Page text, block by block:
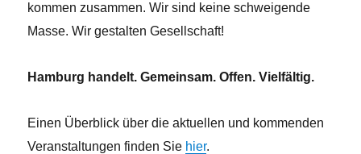
kommen zusammen. Wir sind keine schweigende
Masse. Wir gestalten Gesellschaft!
Hamburg handelt. Gemeinsam. Offen. Vielfältig.
Einen Überblick über die aktuellen und kommenden
Veranstaltungen finden Sie hier.